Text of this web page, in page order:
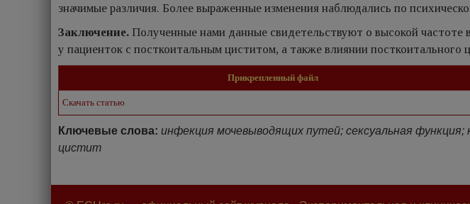
значимые различия. Более выраженные изменения наблюдались по
Заключение. Полученные нами данные свидетельствуют о высокой частоте
у пациенток с посткоитальным циститом, а также влиянии посткоитального
Прикрепленный файл
Скачать статью
Ключевые слова: инфекция мочевыводящих путей; сексуальная
цистит